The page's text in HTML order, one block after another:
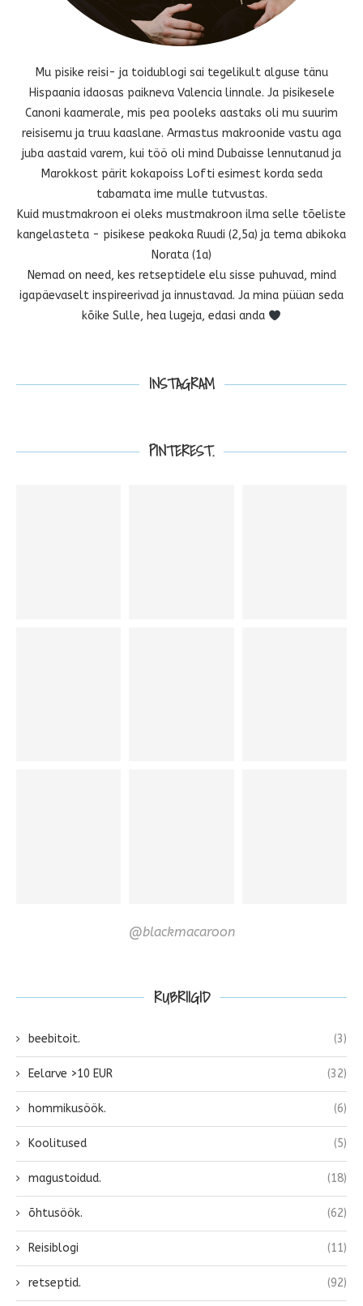
Mu pisike reisi- ja toidublogi sai tegelikult alguse tänu
Hispaania idaosas paikneva Valencia linnale. Ja pisikesele
Canoni kaamerale, mis pea pooleks aastaks oli mu suurim
reisisemu ja truu kaaslane. Armastus makroonide vastu aga
juba aastaid varem, kui töö oli mind Dubaisse lennutanud ja
Marokkost pärit kokapoiss Lofti esimest korda seda
tabamata ime mulle tutvustas.
Kuid mustmakroon ei oleks mustmakroon ilma selle tõeliste
kangelasteta - pisikese peakoka Ruudi (2,5a) ja tema abikoka
Norata (1a)
Nemad on need, kes retseptidele elu sisse puhuvad, mind
igapäevaselt inspireerivad ja innustavad. Ja mina püüan seda
kõike Sulle, hea lugeja, edasi anda
INSTAGRAM
PINTEREST.
@blackmacaroon
RUBRIIGID
beebitoit. (3)
Eelarve >10 EUR (32)
hommikusöök. (6)
Koolitused (5)
magustoidud. (18)
õhtusöök. (62)
Reisiblogi (11)
retseptid. (92)